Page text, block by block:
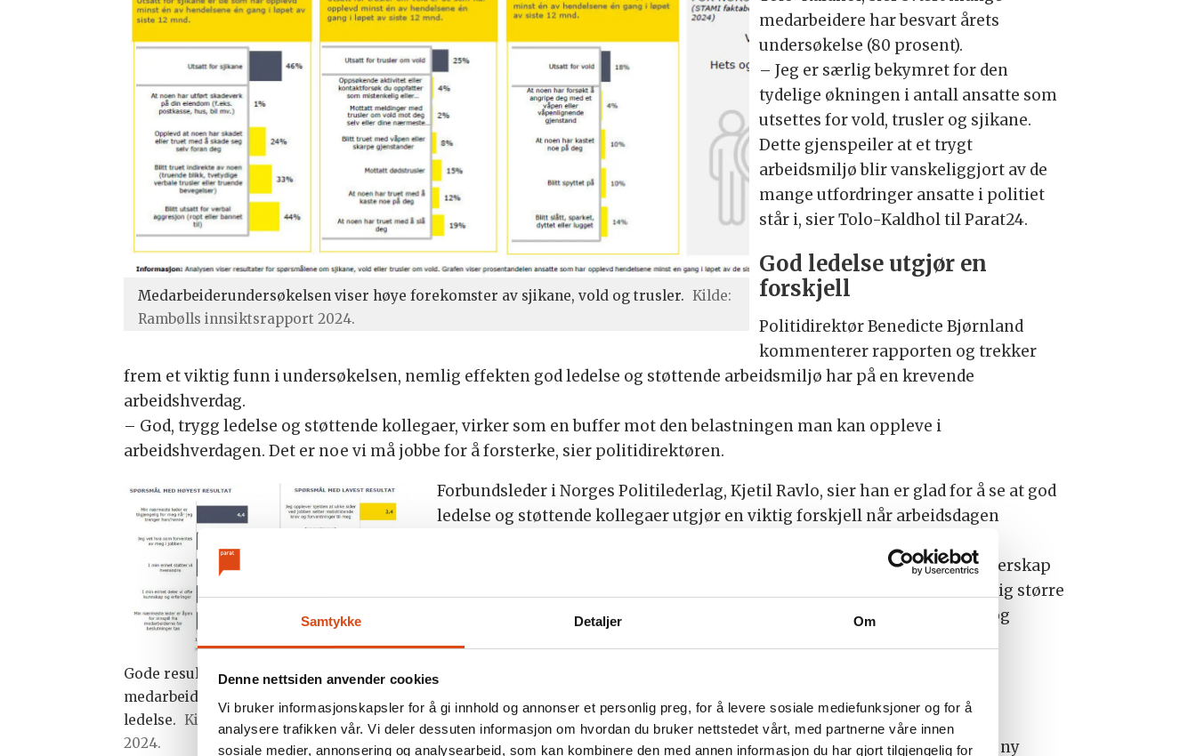
Samtykke Detaljer Om
Denne nettsiden anvender cookies
Vi bruker informasjonskapsler for å gi innhold og annonser et personlig preg, for å levere sosiale mediefunksjoner og for å
analysere trafikken vår. Vi deler dessuten informasjon om hvordan du bruker nettstedet vårt, med partnerne våre innen
sosiale medier, annonsering og analysearbeid, som kan kombinere den med annen informasjon du har gjort tilgjengelig for
Medarbeiderundersøkelsen viser høye forekomster av sjikane, vold og trusler. Kilde:
Rambølls innsiktsrapport 2024.
medarbeidere har besvart årets
undersøkelse (80 prosent).
– Jeg er særlig bekymret for den
tydelige økningen i antall ansatte som
utsettes for vold, trusler og sjikane.
Dette gjenspeiler at et trygt
arbeidsmiljø blir vanskeliggjort av de
mange utfordringer ansatte i politiet
står i, sier Tolo-Kaldhol til Parat24.
God ledelse utgjør en
forskjell
Politidirektør Benedicte Bjørnland
kommenterer rapporten og trekker
frem et viktig funn i undersøkelsen, nemlig effekten god ledelse og støttende arbeidsmiljø har på en krevende
arbeidshverdag.
– God, trygg ledelse og støttende kollegaer, virker som en buffer mot den belastningen man kan oppleve i
arbeidshverdagen. Det er noe vi må jobbe for å forsterke, sier politidirektøren.
Gode resultater fra
medarbeiderundersøkelsen knyttet til
ledelse. Kilde: Rambølls innsiktsrapport
2024.
Forbundsleder i Norges Politilederlag, Kjetil Ravlo, sier han er glad for å se at god
ledelse og støttende kollegaer utgjør en viktig forskjell når arbeidsdagen
– Dette er ikke overraskende, men understreker betydningen både av lederskap
og medarbeiderskap. Med en situasjon hvor ledelse på avstand får et stadig større
innslag i politiet, er det viktig å være oppmerksom på effekter av dette, og
ID-skjerming
Politidirektoratet skriver at det siden 2022 blitt samarbeidet godt med
fagforeningene og vernetjenesten om tiltak og at årets undersøkelse gir ny